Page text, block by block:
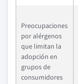
Preocupaciones
por alérgenos
que limitan la
adopción en
grupos de
consumidores